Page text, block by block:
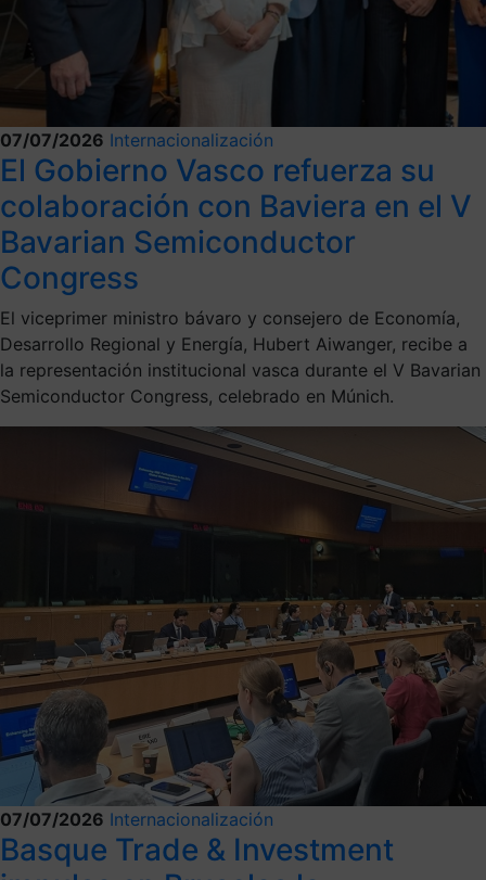
07/07/2026 Internacionalización
El Gobierno Vasco refuerza su
colaboración con Baviera en el V
Bavarian Semiconductor
Congress
El viceprimer ministro bávaro y consejero de Economía,
Desarrollo Regional y Energía, Hubert Aiwanger, recibe a
la representación institucional vasca durante el V Bavarian
Semiconductor Congress, celebrado en Múnich.
07/07/2026 Internacionalización
Basque Trade & Investment